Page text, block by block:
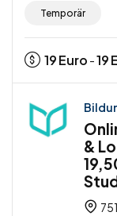
Temporär
19Euro -19
&